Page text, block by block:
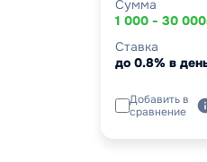
Сумма
1 000 - 30
Ставка
до 0.8% в
Добавить в
сравнение